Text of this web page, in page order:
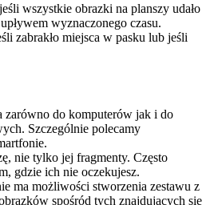
wszystkie obrazki na planszy udało
wyznaczonego czasu.
zabrakło miejsca w pasku lub jeśli
zarówno do komputerów jak i do
Szczególnie polecamy
nie tylko jej fragmenty. Często
gdzie ich nie oczekujesz.
ma możliwości stworzenia zestawu z
spośród tych znajdujących się